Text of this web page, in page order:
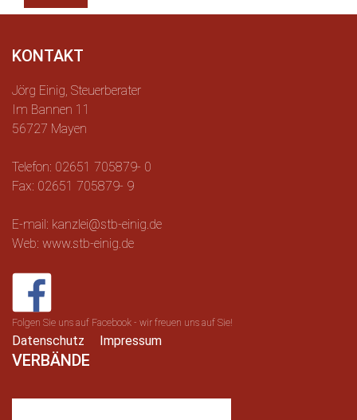
KONTAKT
Jörg Einig, Steuerberater
Im Bannen 11
56727 Mayen
Telefon: 02651 705879- 0
Fax: 02651 705879- 9
E-mail: kanzlei@stb-einig.de
Web: www.stb-einig.de
Folgen Sie uns auf Facebook - wir freuen uns auf Sie!
Datenschutz Impressum
VERBÄNDE